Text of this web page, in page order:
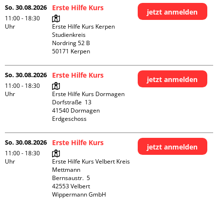
So. 30.08.2026
11:00 - 18:30
Uhr
Erste Hilfe Kurs
Erste Hilfe Kurs Kerpen
Studienkreis
Nordring 52 B
jetzt anmelden
So. 30.08.2026
11:00 - 18:30
Uhr
Erste Hilfe Kurs
Erste Hilfe Kurs Dormagen
Dorfstraße  13
41540 Dormagen
Erdgeschoss
jetzt anmelden
So. 30.08.2026
11:00 - 18:30
Uhr
Erste Hilfe Kurs
Erste Hilfe Kurs Velbert Kreis
Mettmann
Bernsaustr.  5
42553 Velbert
Wippermann GmbH
jetzt anmelden